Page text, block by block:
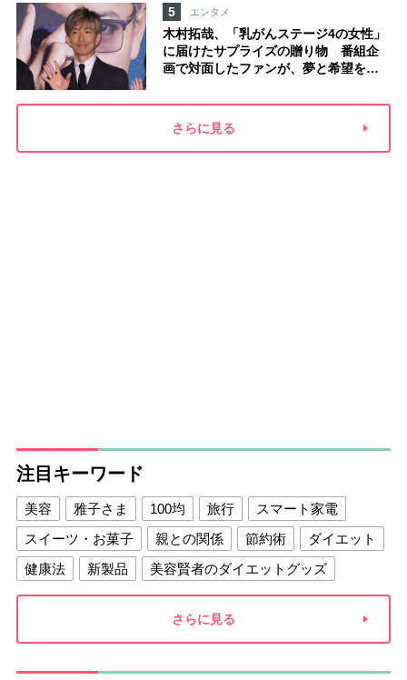
5
エンタメ
木村拓哉、「乳がんステージ4の女性」
に届けたサプライズの贈り物 番組企
画で対面したファンが、夢と希望を与
た」
さらに見る
注目キーワード
美容 雅子さま 100均 旅行
スマート家電
スイーツ・お菓子
親との関係 節約術
ダイエット
健康法
新製品
美容賢者のダイエットグッズ
夫との関係
新津春子 どか食い
さらに見る